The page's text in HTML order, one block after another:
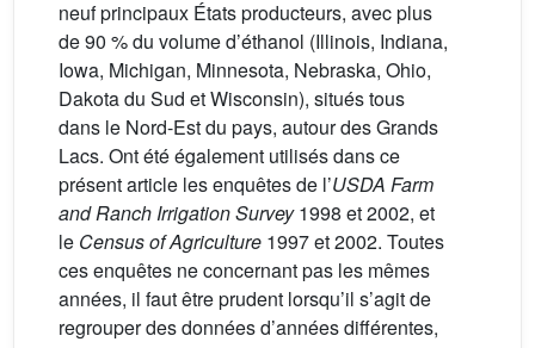
neuf principaux États producteurs, avec plus
de 90 % du volume d’éthanol (Illinois, Indiana,
Iowa, Michigan, Minnesota, Nebraska, Ohio,
Dakota du Sud et Wisconsin), situés tous
dans le Nord-Est du pays, autour des Grands
Lacs. Ont été également utilisés dans ce
présent article les enquêtes de l’USDA Farm
and Ranch Irrigation Survey1998 et 2002, et
le Census of Agriculture 1997 et 2002. Toutes
ces enquêtes ne concernant pas les mêmes
années, il faut être prudent lorsqu’il s’agit de
regrouper des données d’années différentes,